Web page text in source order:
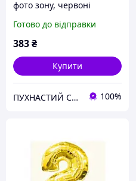
фото зону, червоні
кулі
Готово до відправки
383₴
Купити
ПУХНАСТИЙ СВІТ 100%